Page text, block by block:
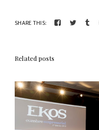
SHARE THIS:
Related posts